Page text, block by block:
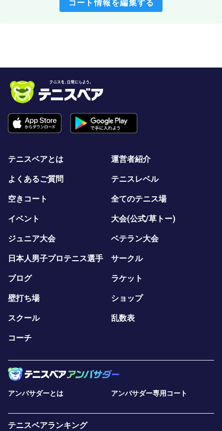
コート情報を編集する
テニスベアとは 運営者紹介
よくあるご質問 テニスレベル
空きコート 全てのテニス場
イベント 大会(公式/草トー)
ジュニア大会 ベテラン大会
日本人男子プロテニス選手 サークル
ブログ ラケット
壁打ち場 ショップ
スクール 乱数表
コーチ
アンバサダーとは アンバサダー専用コート
テニスベアランキング